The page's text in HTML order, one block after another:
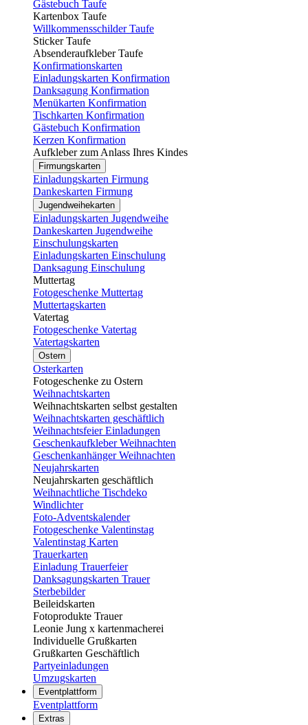
Gästebuch Taufe
Kartenbox Taufe
Willkommensschilder Taufe
Sticker Taufe
Absenderaufkleber Taufe
Konfirmationskarten
Einladungskarten Konfirmation
Danksagung Konfirmation
Menükarten Konfirmation
Tischkarten Konfirmation
Gästebuch Konfirmation
Kerzen Konfirmation
Aufkleber zum Anlass Ihres Kindes
Firmungskarten
Einladungskarten Firmung
Dankeskarten Firmung
Jugendweihekarten
Einladungskarten Jugendweihe
Dankeskarten Jugendweihe
Einschulungskarten
Einladungskarten Einschulung
Danksagung Einschulung
Muttertag
Fotogeschenke Muttertag
Muttertagskarten
Vatertag
Fotogeschenke Vatertag
Vatertagskarten
Ostern
Osterkarten
Fotogeschenke zu Ostern
Weihnachtskarten
Weihnachtskarten selbst gestalten
Weihnachtskarten geschäftlich
Weihnachtsfeier Einladungen
Geschenkaufkleber Weihnachten
Geschenkanhänger Weihnachten
Neujahrskarten
Neujahrskarten geschäftlich
Weihnachtliche Tischdeko
Windlichter
Foto-Adventskalender
Fotogeschenke Valentinstag
Valentinstag Karten
Trauerkarten
Einladung Trauerfeier
Danksagungskarten Trauer
Sterbebilder
Beileidskarten
Fotoprodukte Trauer
Leonie Jung x kartenmacherei
Individuelle Grußkarten
Grußkarten Geschäftlich
Partyeinladungen
Umzugskarten
Eventplattform
Eventplattform
Extras